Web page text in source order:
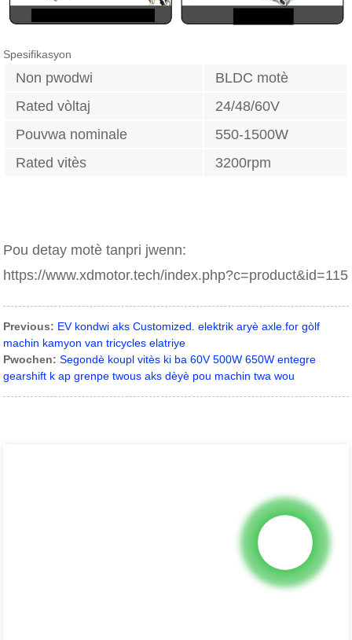
Spesifikasyon
Non pwodwi
BLDC motè
Rated vòltaj
24/48/60V
Pouvwa nominale
550-1500W
Rated vitès
3200rpm
Pou detay motè tanpri jwenn:
https://www.xdmotor.tech/index.php?c=product&id=115
Previous: EV kondwi aks Customized. elektrik aryè axle.for gòlf
machin kamyon van tricycles elatriye
Pwochen: Segondè koupl vitès ki ba 60V 500W 650W entegre
gearshift k ap grenpe twous aks dèyè pou machin twa wou